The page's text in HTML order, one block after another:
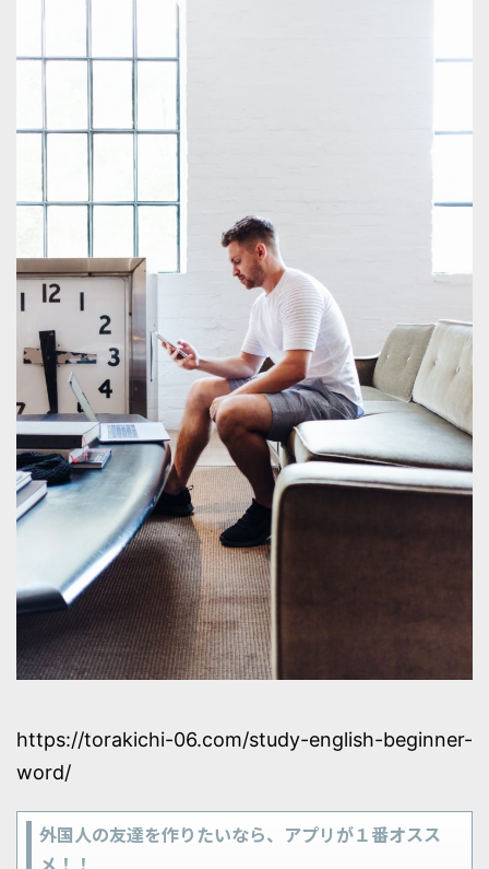
https://torakichi-06.com/study-english-beginner-
word/
外国人の友達を作りたいなら、アプリが１番オスス
メ！！